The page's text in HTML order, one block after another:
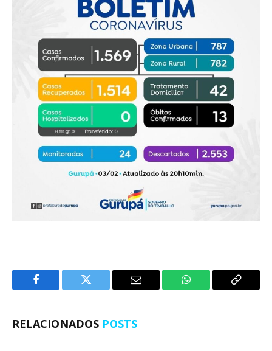
Facebook Twitter
E-
WhatsApp Copiar
RELACIONADOS POSTS